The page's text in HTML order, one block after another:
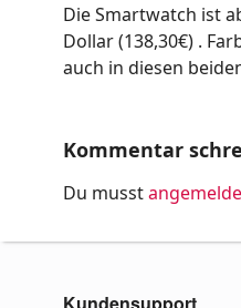
Die Smartwatch ist
Dollar (138,30€) .
auch in diesen
Kommentar
Du musst